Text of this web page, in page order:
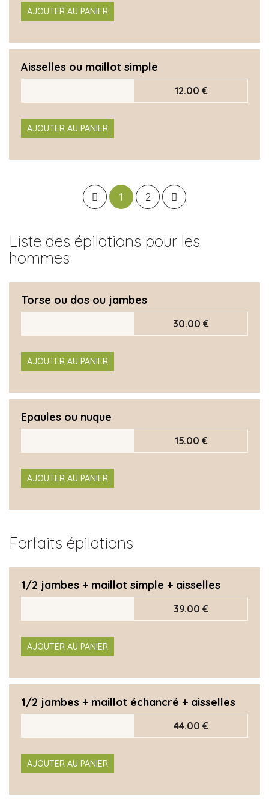
AJOUTER AU PANIER
Aisselles ou maillot simple
12.00 €
AJOUTER AU PANIER
1 2
Liste des épilations pour les
hommes
Torse ou dos ou jambes
30.00 €
AJOUTER AU PANIER
Epaules ou nuque
15.00 €
AJOUTER AU PANIER
Forfaits épilations
1/2 jambes + maillot simple + aisselles
39.00 €
AJOUTER AU PANIER
1/2 jambes + maillot échancré + aisselles
44.00 €
AJOUTER AU PANIER